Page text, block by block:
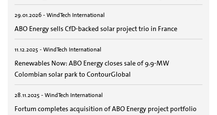
29.01.2026 - WindTech International
ABO Energy sells CfD-backed solar project trio in France
11.12.2025 - WindTech International
Renewables Now: ABO Energy closes sale of 9.9-MW
Colombian solar park to ContourGlobal
28.11.2025 - WindTech International
Fortum completes acquisition of ABO Energy project portfolio